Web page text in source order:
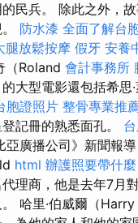
民兵。 除此之外，
防水漆 全面了解台
腿放鬆按摩 假牙 安養
（Roland 會計事務所
大型電影還包括希思
胞證照片 整骨專業推
記冊的熟悉面孔。
亞廣播公司》新聞報
html 辦護照要帶什麼
理商，他是去年7月
哈里·伯威爾（